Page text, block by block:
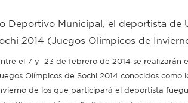
Deportivo Municipal, el deportista de
2014 (Juegos Olímpicos de
el 7 y 23 de febrero de 2014 se realizarán
Olímpicos de Sochi 2014 conocidos como
de los que participará el deportista